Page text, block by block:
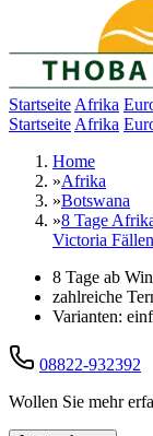
Startseite Afrika
Startseite Afrika
Home
»Afrika
»Botswana
»8 Tage
Victoria
8 Tage ab
zahlreiche
Varianten:
08822-932392
Wollen Sie mehr